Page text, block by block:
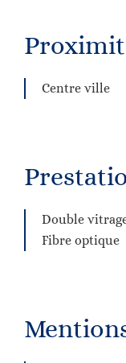
Centre ville
Double
Fibre optique